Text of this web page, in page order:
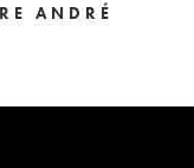
ANDRÉ